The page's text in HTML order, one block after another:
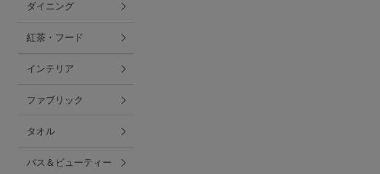
トラベルグッズ
ランチ
バッグ
キッチン・ダイニング
ダイニング
ダイニング
紅茶・フード
インテリア
ファブリック
タオル
バス＆ビューティー